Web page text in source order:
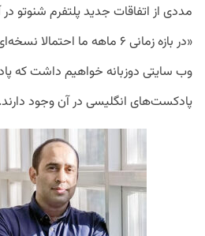
مددی از اتفاقات جدید پلتفرم شنوتو
«در بازه زمانی ۶ ماهه ما
وب سایتی دوزبانه خواهیم داشت که
پادکست‌های انگلیسی در آن وجود